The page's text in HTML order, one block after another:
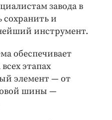
завода в
сохранить и
инструмент.
обеспечивает
этапах
элемент — от
шины —